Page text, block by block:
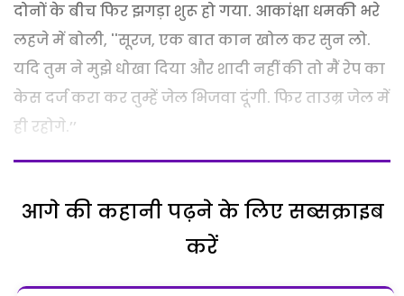
दोनों के बीच फिर झगड़ा शुरू हो गया. आकांक्षा धमकी भरे
लहजे में बोली, ''सूरज, एक बात कान खोल कर सुन लो.
यदि तुम ने मुझे धोखा दिया और शादी नहीं की तो मैं रेप का
केस दर्ज करा कर तुम्हें जेल भिजवा दूंगी. फिर ताउम्र जेल में
ही रहोगे.’’
आगे की कहानी पढ़ने के लिए सब्सक्राइब
करें